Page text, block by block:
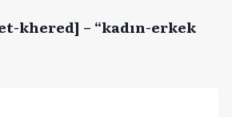
khered] – “kadın-erkek